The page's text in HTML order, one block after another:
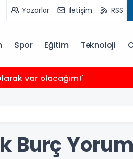
Yazarlar İletişim RSS
Spor Eğitim Teknoloji
var olacağım!'
Burç